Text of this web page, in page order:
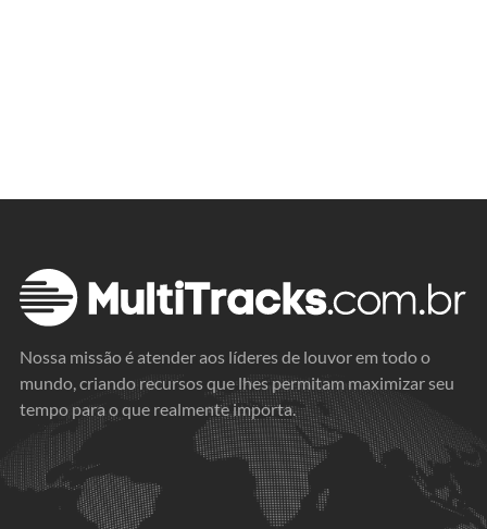
Nossa missão é atender aos líderes de louvor em todo o
mundo, criando recursos que lhes permitam maximizar seu
tempo para o que realmente importa.